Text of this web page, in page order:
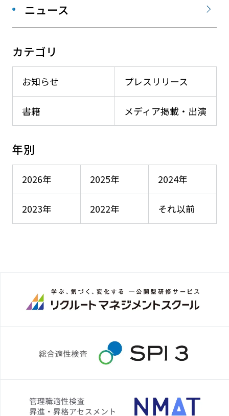
ニュース
カテゴリ
お知らせ プレスリリース
メディア掲載・出演
書籍
年別
2026年 2025年 2024年
2023年 2022年 それ以前